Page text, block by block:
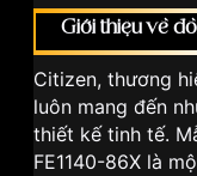
Giới thiệu về
Citizen, thương
luôn mang đến
thiết kế tinh tế.
FE1140-86X là